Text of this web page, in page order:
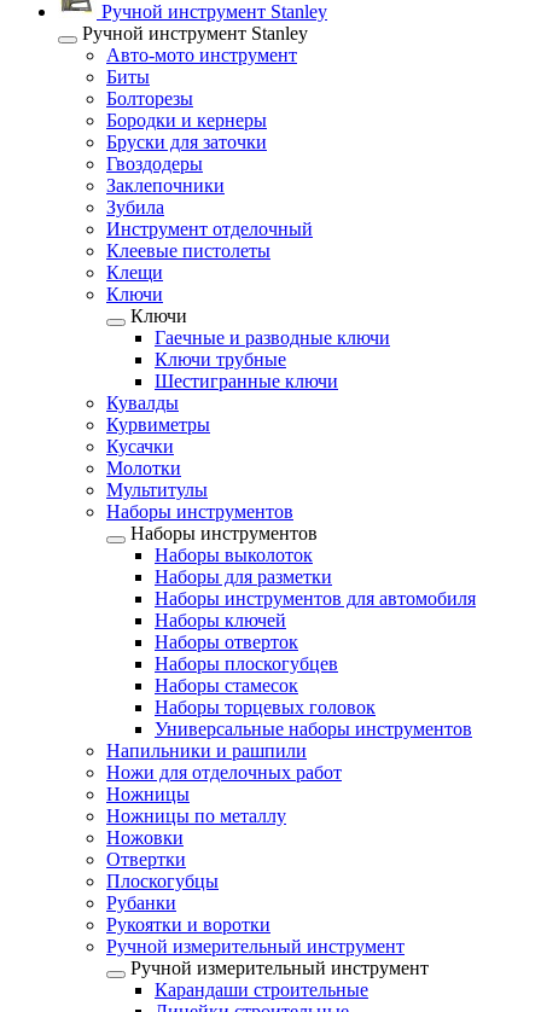
Ручной инструмент Stanley
Ручной инструмент Stanley
Авто-мото инструмент
Биты
Болторезы
Бородки и кернеры
Бруски для заточки
Гвоздодеры
Заклепочники
Зубила
Инструмент отделочный
Клеевые пистолеты
Клещи
Ключи
Ключи
Гаечные и разводные ключи
Ключи трубные
Шестигранные ключи
Кувалды
Курвиметры
Кусачки
Молотки
Мультитулы
Наборы инструментов
Наборы инструментов
Наборы выколоток
Наборы для разметки
Наборы инструментов для автомобиля
Наборы ключей
Наборы отверток
Наборы плоскогубцев
Наборы стамесок
Наборы торцевых головок
Универсальные наборы инструментов
Напильники и рашпили
Ножи для отделочных работ
Ножницы
Ножницы по металлу
Ножовки
Отвертки
Плоскогубцы
Рубанки
Рукоятки и воротки
Ручной измерительный инструмент
Ручной измерительный инструмент
Карандаши строительные